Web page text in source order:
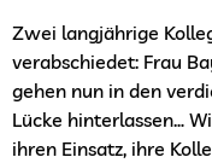
Zwei langjährige
verabschiedet: Frau
gehen nun in den
Lücke hinterlassen…
ihren Einsatz, ihre